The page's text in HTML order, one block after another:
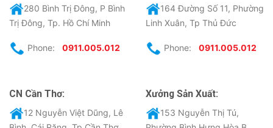
280 Bình Trị Đông, P Bình
Trị Đông, Tp. Hồ Chí Minh
Phone: 0911.005.012
164 Đường Số 11, Phường
Linh Xuân, Tp Thủ Đức
Phone: 0911.005.012
CN Cần Thơ:
12 Nguyễn Việt Dũng, Lê
Xưởng Sản Xuất:
153 Nguyễn Thị Tú,